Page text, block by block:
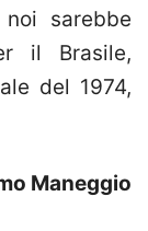
sarebbe
il Brasile,
del 1974,
Maneggio